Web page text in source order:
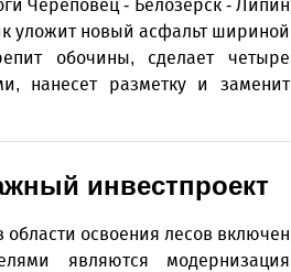
Череповец - Белозерск - Липин
уложит новый асфальт шириной
обочины, сделает четыре
нанесет разметку и заменит
инвестпроект
освоения лесов включен
являются модернизация